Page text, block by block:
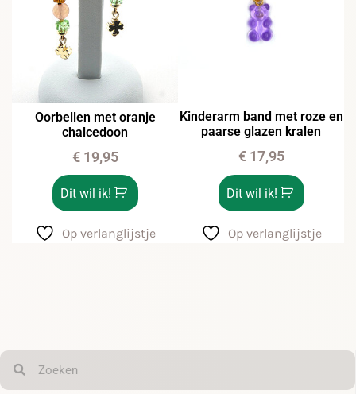
Oorbellen met oranje
chalcedoon
€19,95
Dit wil ik!
Op verlanglijstje
Kinderarm band met roze en
paarse glazen kralen
€17,95
Dit wil ik!
Op verlanglijstje